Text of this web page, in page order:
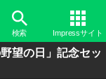
検索 Impressサイト
望の日」記念セッ